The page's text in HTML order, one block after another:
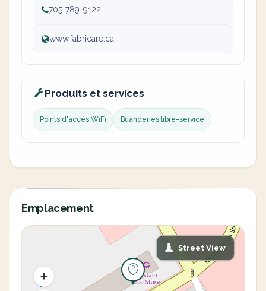
705-789-9122
www.fabricare.ca
Produits et services
Points d'accès WiFi Buanderies libre-service
Emplacement
Street View